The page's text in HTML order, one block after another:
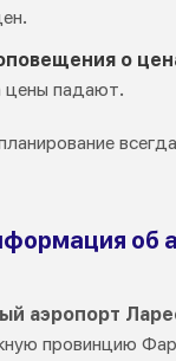
о
цены падают.
об
аэропорт
провинцию